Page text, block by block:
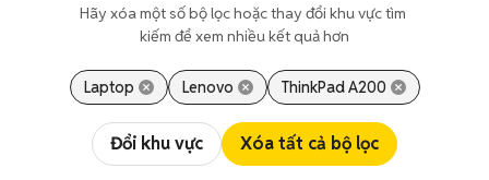
Hãy xóa một số bộ lọc hoặc thay đổi khu vực tìm
kiếm để xem nhiều kết quả hơn
Laptop Lenovo ThinkPad A200
Đổi khu vực Xóa tất cả bộ lọc